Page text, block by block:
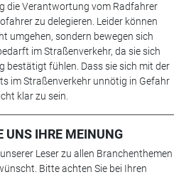
die Verantwortung vom Radfahrer
zu delegieren. Leider können
umgehen, sondern bewegen sich
im Straßenverkehr, da sie sich
bestätigt fühlen. Dass sie sich mit der
im Straßenverkehr unnötig in Gefahr
klar zu sein.
UNS IHRE MEINUNG
Leser zu allen Branchenthemen
Bitte achten Sie bei Ihren